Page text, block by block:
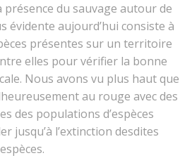
présence du sauvage autour de
évidente aujourd’hui consiste à
présentes sur un territoire
elles pour vérifier la bonne
Nous avons vu plus haut que
au rouge avec des
des populations d’espèces
jusqu’à l’extinction desdites
espèces.